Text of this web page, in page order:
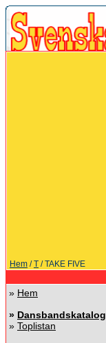
Hem /T / TAKE FIVE
» Hem
» Dansbandskatalog
» Toplistan